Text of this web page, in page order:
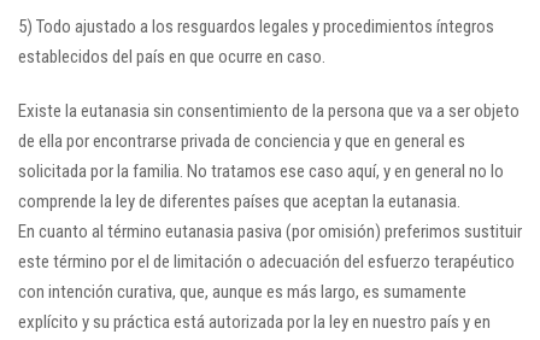
5) Todo ajustado a los resguardos legales y procedimientos íntegros
establecidos del país en que ocurre en caso.
Existe la eutanasia sin consentimiento de la persona que va a ser objeto
de ella por encontrarse privada de conciencia y que en general es
solicitada por la familia. No tratamos ese caso aquí, y en general no lo
comprende la ley de diferentes países que aceptan la eutanasia.
En cuanto al término eutanasia pasiva (por omisión) preferimos sustituir
este término por el de limitación o adecuación del esfuerzo terapéutico
con intención curativa, que, aunque es más largo, es sumamente
explícito y su práctica está autorizada por la ley en nuestro país y en